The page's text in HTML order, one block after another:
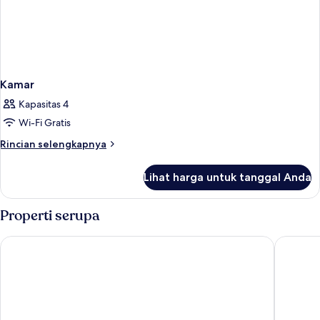
Kamar
Kapasitas 4
Wi-Fi Gratis
Rincian selengkapnya
Rincian
Kamar
Lihat harga untuk tanggal Anda
Properti serupa
Grand Blue Beach Hotel